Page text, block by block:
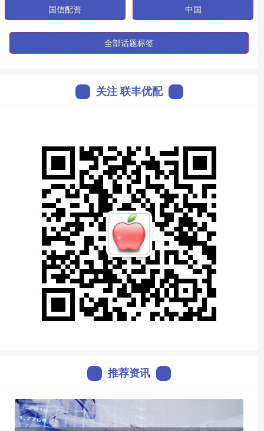
国信配资 中国
全部话题标签
关注 联丰优配
推荐资讯